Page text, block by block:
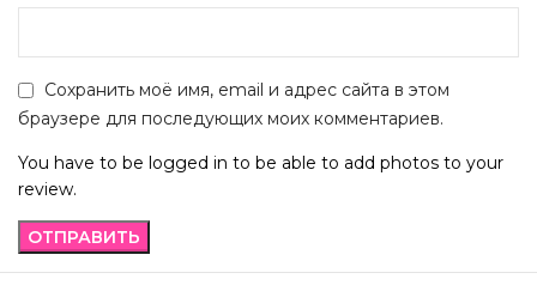
Сохранить моё имя, email и адрес сайта в этом
браузере для последующих моих комментариев.
You have to be logged in to be able to add photos to your
review.